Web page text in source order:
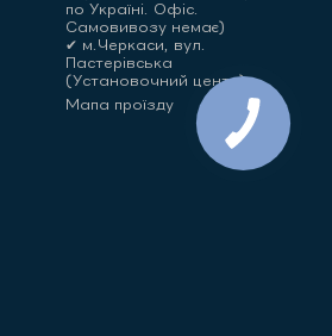
по Україні. Офіс.
Самовивозу немає)
✔ м.Черкаси, вул.
Пастерівська
(Установочний центр)
Мапа проїзду